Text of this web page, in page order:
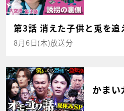
第3話 消えた子供と兎を追
8月6日(木)放送分
かまい